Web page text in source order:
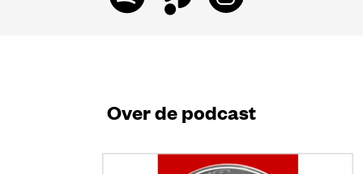
Over de podcast